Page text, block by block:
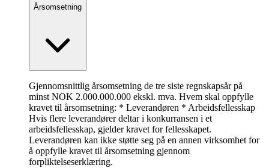
Årsomsetning
Gjennomsnittlig årsomsetning de tre siste regnskapsår på
minst NOK 2.000.000.000 ekskl. mva. Hvem skal oppfylle
kravet til årsomsetning: * Leverandøren * Arbeidsfellesskap
Hvis flere leverandører deltar i konkurransen i et
arbeidsfellesskap, gjelder kravet for fellesskapet.
Leverandøren kan ikke støtte seg på en annen virksomhet for
å oppfylle kravet til årsomsetning gjennom
forpliktelseserklæring.